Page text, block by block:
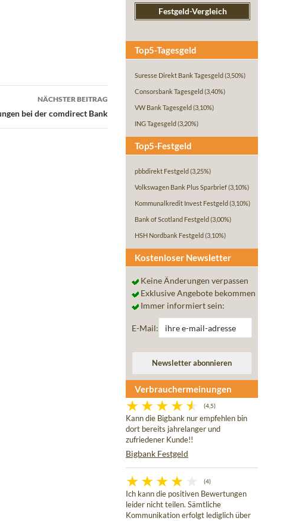
NÄCHSTER BEITRAG
bei der comdirect Bank
Festgeld-Vergleich
Top5-Tagesgeld
Suresse Direkt Bank Tagesgeld (3,50%)
Consorsbank Tagesgeld (3,40%)
VW Bank Tagesgeld (3,10%)
ING Tagesgeld (3,20%)
Top5-Festgeld
pbbdirekt Festgeld (3,25%)
Volkswagen Bank Plus Sparbrief(3,10%)
Kommunalkredit Invest Festgeld (3,10%)
Bank of Scotland Festgeld (3,00%)
HSH Nordbank Festgeld (3,10%)
Kostenloser Newsletter
Keine Änderungen verpassen
Exklusive Angebote bekommen
Immer informiert sein:
E-Mail:
Verbrauchermeinungen
(4,5)
Kann die Bigbank nur empfehlen bin
dort bereits jahrelanger und
zufriedener Kunde!!
Bigbank Festgeld
(4)
Ich kann die positiven Bewertungen
leider nicht teilen. Sämtliche
Kommunikation erfolgt lediglich über